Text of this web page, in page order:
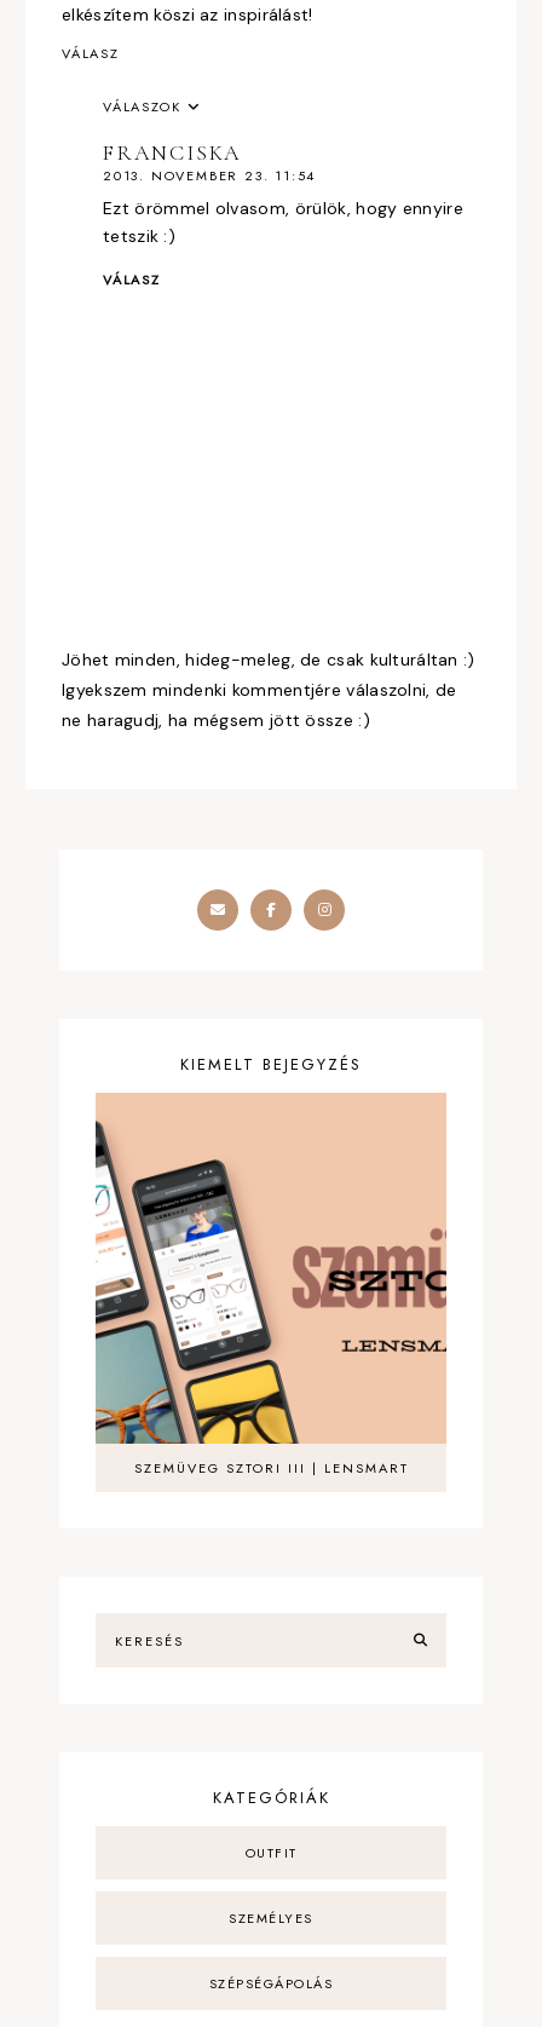
elkészítem köszi az inspirálást!
VÁLASZ
VÁLASZOK
FRANCISKA
2013. NOVEMBER 23. 11:54
Ezt örömmel olvasom, örülök, hogy ennyire
tetszik :)
VÁLASZ
Jöhet minden, hideg-meleg, de csak kulturáltan :)
Igyekszem mindenki kommentjére válaszolni, de
ne haragudj, ha mégsem jött össze :)
KIEMELT BEJEGYZÉS
SZEMÜVEG SZTORI III | LENSMART
KATEGÓRIÁK
OUTFIT
SZEMÉLYES
SZÉPSÉGÁPOLÁS